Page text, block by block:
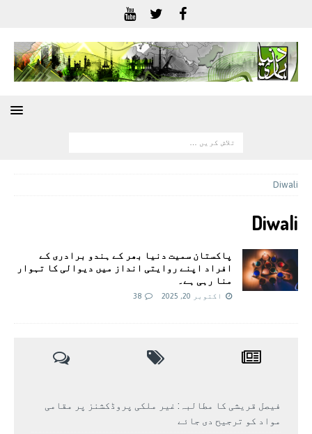
Diwali
Diwali
پاکستان سمیت دنیا بھر کے ہندو برادری کے
افراد اپنے روایتی انداز میں دیوالی کا تہوار
منا رہی ہے۔
اکتوبر 20, 2025 38
فیصل قریشی کا مطالبہ: غیر ملکی پروڈکشنز پر مقامی
مواد کو ترجیح دی جائے